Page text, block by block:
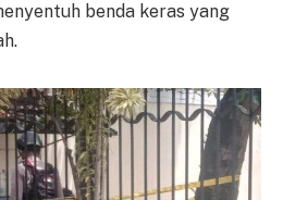
benda keras yang